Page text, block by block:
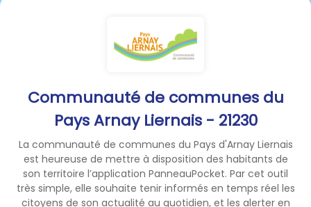
Communauté de communes du
Pays Arnay Liernais - 21230
La communauté de communes du Pays d'Arnay Liernais
est heureuse de mettre à disposition des habitants de
son territoire l’application PanneauPocket. Par cet outil
très simple, elle souhaite tenir informés en temps réel les
citoyens de son actualité au quotidien, et les alerter en